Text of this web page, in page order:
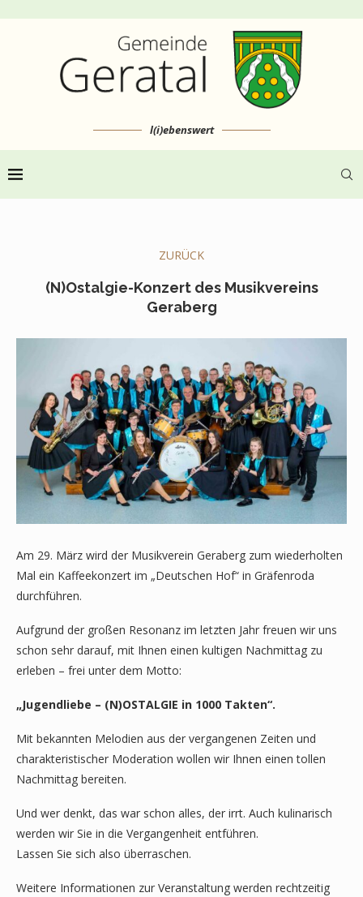
l(i)ebenswert
ZURÜCK
(N)Ostalgie-Konzert des Musikvereins
Geraberg
Am 29. März wird der Musikverein Geraberg zum wiederholten
Mal ein Kaffeekonzert im „Deutschen Hof“ in Gräfenroda
durchführen.
Aufgrund der großen Resonanz im letzten Jahr freuen wir uns
schon sehr darauf, mit Ihnen einen kultigen Nachmittag zu
erleben – frei unter dem Motto:
„Jugendliebe – (N)OSTALGIE in 1000 Takten“.
Mit bekannten Melodien aus der vergangenen Zeiten und
charakteristischer Moderation wollen wir Ihnen einen tollen
Nachmittag bereiten.
Und wer denkt, das war schon alles, der irrt. Auch kulinarisch
werden wir Sie in die Vergangenheit entführen.
Lassen Sie sich also überraschen.
Weitere Informationen zur Veranstaltung werden rechtzeitig